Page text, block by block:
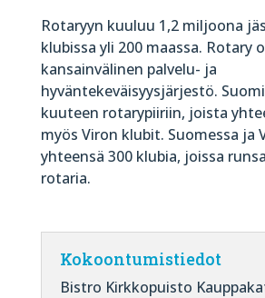
Rotaryyn kuuluu 1,2 miljoona
klubissa yli 200 maassa. Rotary
kansainvälinen palvelu- ja
hyväntekeväisyysjärjestö.
kuuteen rotarypiiriin, joista
myös Viron klubit. Suomessa ja
yhteensä 300 klubia, joissa
rotaria.
Kokoontumistiedot
Bistro Kirkkopuisto